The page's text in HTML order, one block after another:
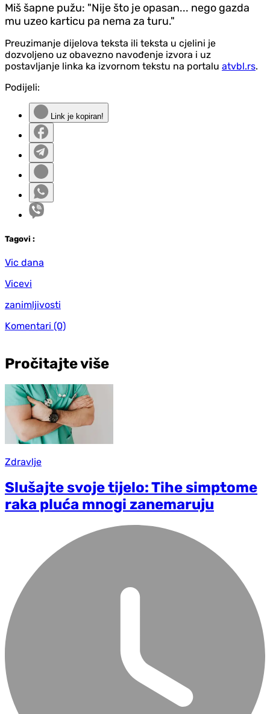
Miš šapne pužu: "Nije što je opasan... nego gazda
mu uzeo karticu pa nema za turu."
Preuzimanje dijelova teksta ili teksta u cjelini je
dozvoljeno uz obavezno navođenje izvora i uz
postavljanje linka ka izvornom tekstu na portalu atvbl.rs.
Podijeli:
Link je kopiran!
Tagovi :
Vic dana
Vicevi
zanimljivosti
Komentari (0)
Pročitajte više
Zdravlje
Slušajte svoje tijelo: Tihe simptome
raka pluća mnogi zanemaruju